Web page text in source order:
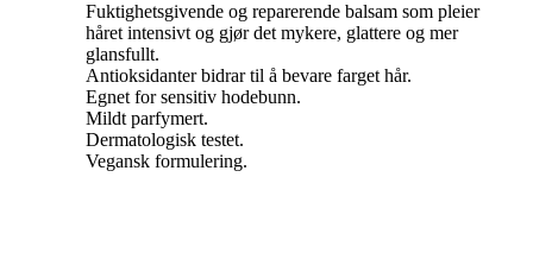
Fuktighetsgivende og reparerende balsam som pleier
håret intensivt og gjør det mykere, glattere og mer
glansfullt.
Antioksidanter bidrar til å bevare farget hår.
Egnet for sensitiv hodebunn.
Mildt parfymert.
Dermatologisk testet.
Vegansk formulering.